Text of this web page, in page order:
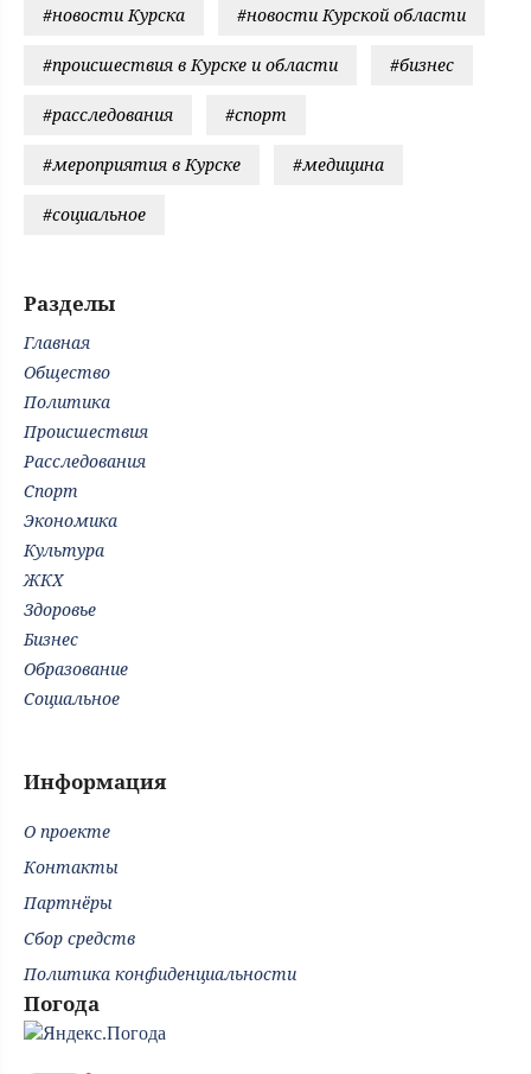
#новости Курска #новости Курской области
#происшествия в Курске и области #бизнес
#расследования #спорт
#мероприятия в Курске #медицина
#социальное
Разделы
Главная
Общество
Политика
Происшествия
Расследования
Спорт
Экономика
Культура
ЖКХ
Здоровье
Бизнес
Образование
Социальное
Информация
О проекте
Контакты
Партнёры
Сбор средств
Политика конфиденциальности
Погода